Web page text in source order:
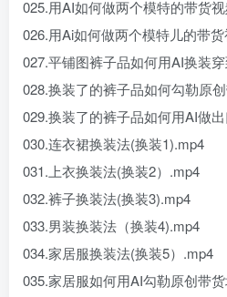
025.用AI如何做两个模特的带货
026.用Ai如何做两个模特儿的带
027.平铺图裤子品如何用AI换装
028.换装了的裤子品如何勾勒原
029.换装了的裤子品如何用AI做
030.连衣裙换装法(换装1).mp4
031.上衣换装法(换装2）.mp4
032.裤子换装法(换装3).mp4
033.男装换装法（换装4).mp4
034.家居服换装法(换装5）.mp4
035.家居服如何用AI勾勒原创带